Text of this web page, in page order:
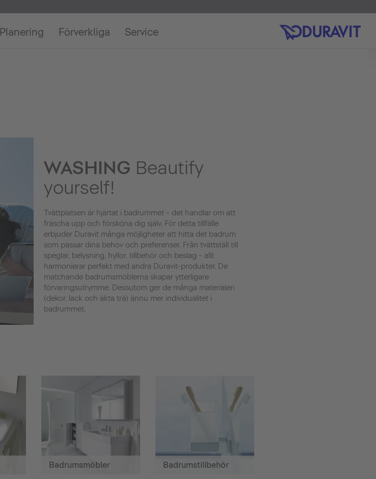
Planering Förverkliga Service
WASHING Beautify
yourself!
Tvättplatsen är hjärtat i badrummet - det handlar om att
fräscha upp och försköna dig själv. För detta tillfälle
erbjuder Duravit många möjligheter att hitta det badrum
som passar dina behov och preferenser. Från tvättställ till
speglar, belysning, hyllor, tillbehör och beslag - allt
harmonierar perfekt med andra Duravit-produkter. De
matchande badrumsmöblerna skapar ytterligare
förvaringsutrymme. Dessutom ger de många materialen
(dekor, lack och äkta trä) ännu mer individualitet i
badrummet.
Badrumsmöbler Badrumstillbehör